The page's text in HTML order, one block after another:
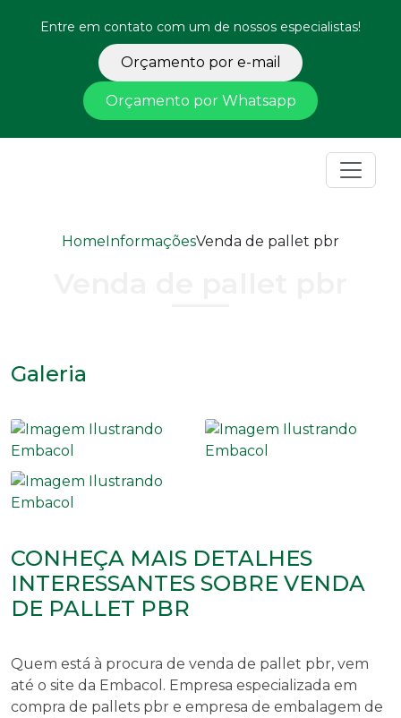
Entre em contato com um de nossos especialistas!
Orçamento por e-mail
Orçamento por Whatsapp
HomeInformaçõesVenda de pallet pbr
Galeria
CONHEÇA MAIS DETALHES
INTERESSANTES SOBRE VENDA
DE PALLET PBR
Quem está à procura de venda de pallet pbr, vem
até o site da Embacol. Empresa especializada em
compra de pallets pbr e empresa de embalagem de